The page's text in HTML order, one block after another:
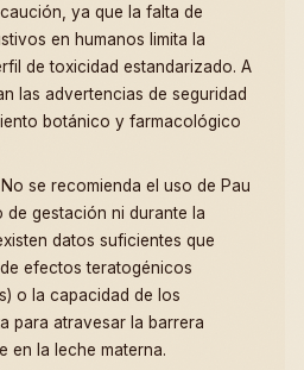
ya que la falta de
en humanos limita la
de toxicidad estandarizado. A
las advertencias de seguridad
botánico y farmacológico
se recomienda el uso de Pau
gestación ni durante la
datos suficientes que
efectos teratogénicos
o la capacidad de los
para atravesar la barrera
en la leche materna.